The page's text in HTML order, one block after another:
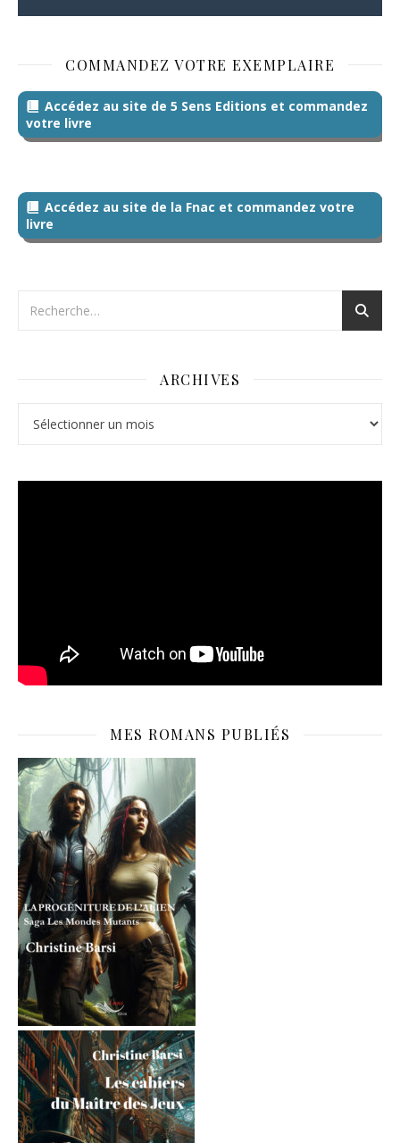
COMMANDEZ VOTRE EXEMPLAIRE
Accédez au site de 5 Sens Editions et commandez
votre livre
Accédez au site de la Fnac et commandez votre
livre
ARCHIVES
MES ROMANS PUBLIÉS